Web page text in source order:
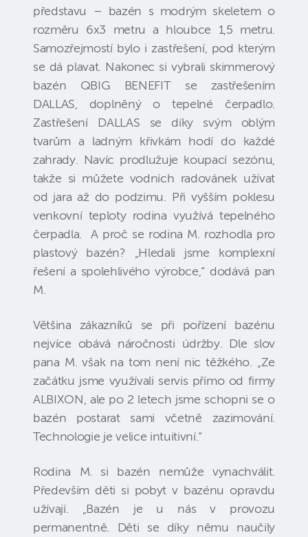
představu – bazén s modrým skeletem o
rozměru 6x3 metru a hloubce 1,5 metru.
Samozřejmostí bylo i zastřešení, pod kterým
se dá plavat. Nakonec si vybrali skimmerový
bazén QBIG BENEFIT se zastřešením
DALLAS, doplněný o tepelné čerpadlo.
Zastřešení DALLAS se díky svým oblým
tvarům a ladným křivkám hodí do každé
zahrady. Navíc prodlužuje koupací sezónu,
takže si můžete vodních radovánek užívat
od jara až do podzimu. Při vyšším poklesu
venkovní teploty rodina využívá tepelného
čerpadla. A proč se rodina M. rozhodla pro
plastový bazén? „Hledali jsme komplexní
řešení a spolehlivého výrobce,“ dodává pan
M.
Většina zákazníků se při pořízení bazénu
nejvíce obává náročnosti údržby. Dle slov
pana M. však na tom není nic těžkého. „Ze
začátku jsme využívali servis přímo od firmy
ALBIXON, ale po 2 letech jsme schopni se o
bazén postarat sami včetně zazimování.
Technologie je velice intuitivní.“
Rodina M. si bazén nemůže vynachválit.
Především děti si pobyt v bazénu opravdu
užívají. „Bazén je u nás v provozu
permanentně. Děti se díky němu naučily